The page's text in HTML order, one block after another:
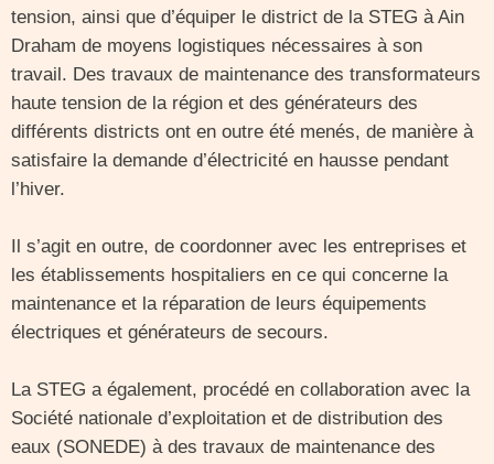
tension, ainsi que d’équiper le district de la STEG à Ain
Draham de moyens logistiques nécessaires à son
travail. Des travaux de maintenance des transformateurs
haute tension de la région et des générateurs des
différents districts ont en outre été menés, de manière à
satisfaire la demande d’électricité en hausse pendant
l’hiver.
Il s’agit en outre, de coordonner avec les entreprises et
les établissements hospitaliers en ce qui concerne la
maintenance et la réparation de leurs équipements
électriques et générateurs de secours.
La STEG a également, procédé en collaboration avec la
Société nationale d’exploitation et de distribution des
eaux (SONEDE) à des travaux de maintenance des